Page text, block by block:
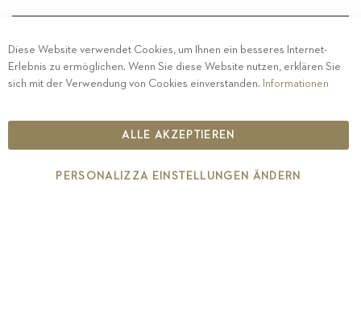
PRIVACY-IMPRESSUM- COOKIE POLICY-
ETHISCHER KODEX
IT00126670215
Diese Website verwendet Cookies, um Ihnen ein besseres Internet-
Erlebnis zu ermöglichen. Wenn Sie diese Website nutzen, erklären Sie
sich mit der Verwendung von Cookies einverstanden. Informationen
ALLE AKZEPTIEREN
PERSONALIZZA EINSTELLUNGEN ÄNDERN